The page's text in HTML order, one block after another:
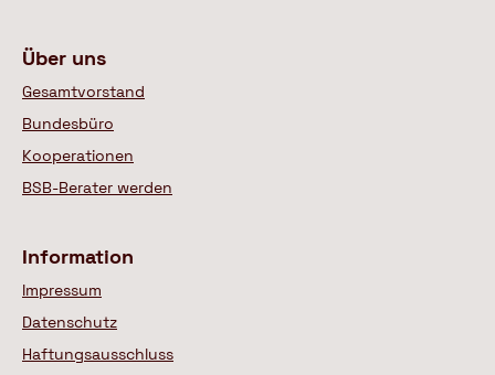
Über uns
Gesamtvorstand
Bundesbüro
Kooperationen
BSB-Berater werden
Information
Impressum
Datenschutz
Haftungsausschluss